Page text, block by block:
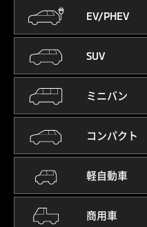
EV/PHEV
SUV
ミニバン
コンパクト
軽自動車
商用車